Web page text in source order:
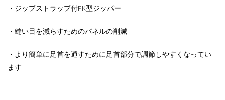
・ジップストラップ付PK型ジッパー
・縫い目を減らすためのパネルの削減
・より簡単に足首を通すために足首部分で調節しやすくなってい
ます